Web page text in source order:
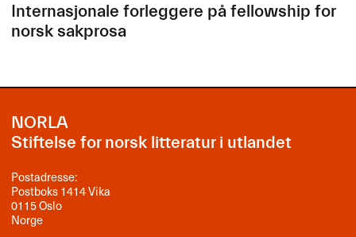
Internasjonale forleggere på fellowship for
norsk sakprosa
NORLA
Stiftelse for norsk litteratur i utlandet
Postadresse:
Postboks 1414 Vika
0115 Oslo
Norge